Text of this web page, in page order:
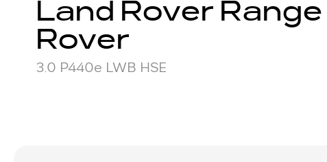
Land Rover Range
Rover
3.0 P440e LWB HSE